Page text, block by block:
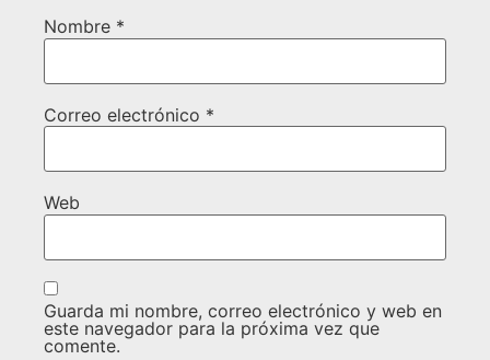
Nombre *
Correo electrónico *
Web
Guarda mi nombre, correo electrónico y web en
este navegador para la próxima vez que
comente.